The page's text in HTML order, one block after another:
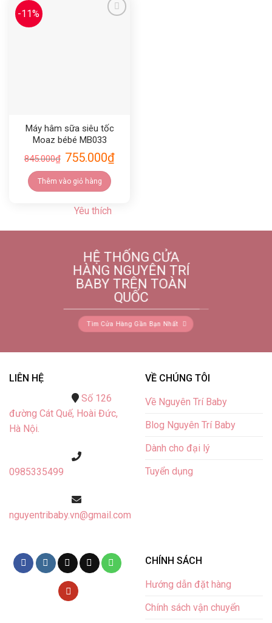
-11%
Máy hâm sữa siêu tốc
Moaz bébé MB033
845.000₫ 755.000₫
Thêm vào giỏ hàng
Yêu thích
HỆ THỐNG CỬA
HÀNG NGUYÊN TRÍ
BABY TRÊN TOÀN
QUỐC
Tìm Cửa Hàng Gần Bạn Nhất
LIÊN HỆ
Số 126
đường Cát Quế, Hoài Đức,
Hà Nội.
0985335499
nguyentribaby.vn@gmail.com
VỀ CHÚNG TÔI
Về Nguyên Trí Baby
Blog Nguyên Trí Baby
Dành cho đại lý
Tuyển dụng
CHÍNH SÁCH
Hướng dẫn đặt hàng
Chính sách vận chuyển